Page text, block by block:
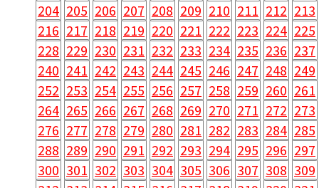
204 205 206 207 208 209 210 211 212 213
216 217 218 219 220 221 222 223 224 225
228 229 230 231 232 233 234 235 236 237
240 241 242 243 244 245 246 247 248 249
252 253 254 255 256 257 258 259 260 261
264 265 266 267 268 269 270 271 272 273
276 277 278 279 280 281 282 283 284 285
288 289 290 291 292 293 294 295 296 297
300 301 302 303 304 305 306 307 308 309